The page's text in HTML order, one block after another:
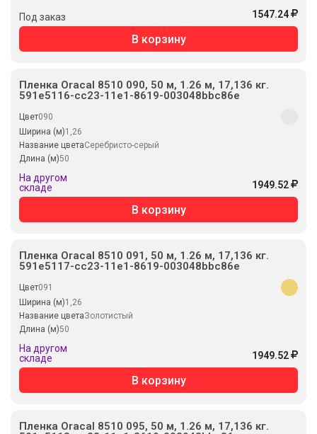
Под заказ 1547.24
В корзину
Пленка Oracal 8510 090, 50 м, 1.26 м, 17,136 кг.
591e5116-cc23-11e1-8619-003048bbc86e
Цвет090
Ширина (м)1,26
Название цветаСеребристо-серый
Длина (м)50
На другом
складе
1949.52
В корзину
Пленка Oracal 8510 091, 50 м, 1.26 м, 17,136 кг.
591e5117-cc23-11e1-8619-003048bbc86e
Цвет091
Ширина (м)1,26
Название цветаЗолотистый
Длина (м)50
На другом
складе
1949.52
В корзину
Пленка Oracal 8510 095, 50 м, 1.26 м, 17,136 кг.